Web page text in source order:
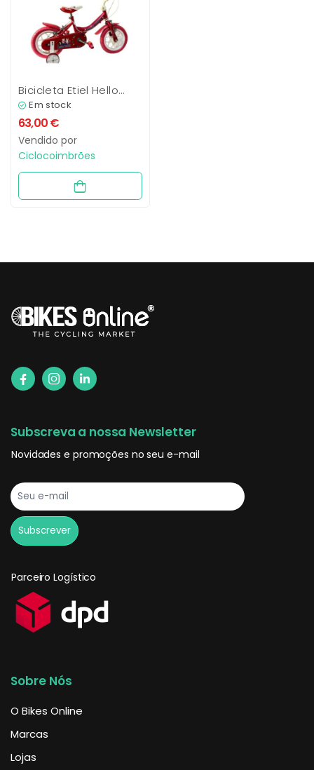
Bicicleta Etiel Hello
Tedy 12″
Em stock
63,00€
Vendido por
Ciclocoimbrões
Subscreva a nossa Newsletter
Novidades e promoções no seu e-mail
Parceiro Logístico
Sobre Nós
O Bikes Online
Marcas
Lojas